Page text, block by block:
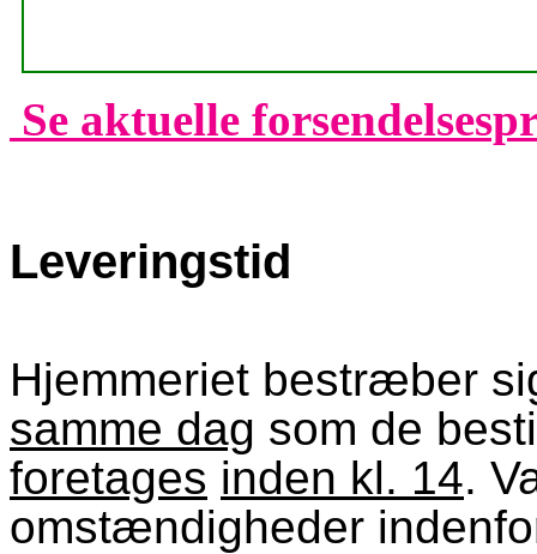
Se aktuelle
Leveringstid
Hjemmeriet bestræber
samme dag som de
foretages inden kl. 14.
omstændigheder